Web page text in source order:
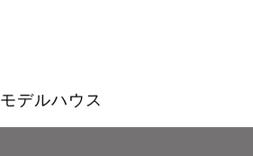
モデルハウス